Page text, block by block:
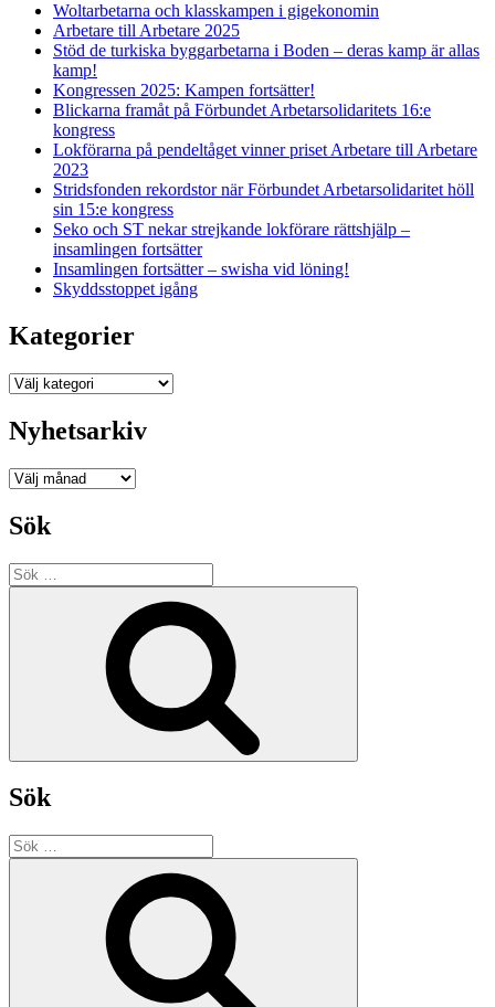
Woltarbetarna och klasskampen i gigekonomin
Arbetare till Arbetare 2025
Stöd de turkiska byggarbetarna i Boden – deras kamp är allas
kamp!
Kongressen 2025: Kampen fortsätter!
Blickarna framåt på Förbundet Arbetarsolidaritets 16:e
kongress
Lokförarna på pendeltåget vinner priset Arbetare till Arbetare
2023
Stridsfonden rekordstor när Förbundet Arbetarsolidaritet höll
sin 15:e kongress
Seko och ST nekar strejkande lokförare rättshjälp –
insamlingen fortsätter
Insamlingen fortsätter – swisha vid löning!
Skyddsstoppet igång
Kategorier
Kategorier
Nyhetsarkiv
Nyhetsarkiv
Sök
Sök
efter:
Sök
Sök
efter: